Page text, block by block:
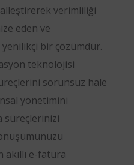
verimliliği
eden ve
yenilikçi bir çözümdür.
teknolojisi
sorunsuz hale
yönetimini
süreçlerinizi
akıllı e-fatura